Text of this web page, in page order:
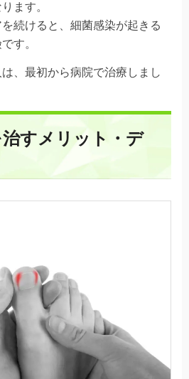
ます。
続けると、 細菌感染が起きる
す。
、最初から病院で治療しまし
すメリット・デ